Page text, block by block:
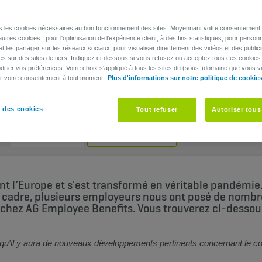
que couvre votre assurance AG
l’Europe et s'est transformé en véritable
plusieurs employeurs nous ont posé de
AG Employee Benefits. Vous trouverez ci-
y aura de nouveaux développements pertinents concernant le
les cookies nécessaires au bon fonctionnement des sites. Moyennant votre
cookies : pour l'optimisation de l'expérience client, à des fins statistiques, pour
les partager sur les réseaux sociaux, pour visualiser directement des vidéos et des
sur des sites de tiers. Indiquez ci-dessous si vous refusez ou acceptez tous ces cookies
vos préférences. Votre choix s'applique à tous les sites du (sous-)domaine que vous
votre consentement à tout moment.
Plus d'informations sur notre politique de cookies
des cookies Tout refuser Autoriser tous